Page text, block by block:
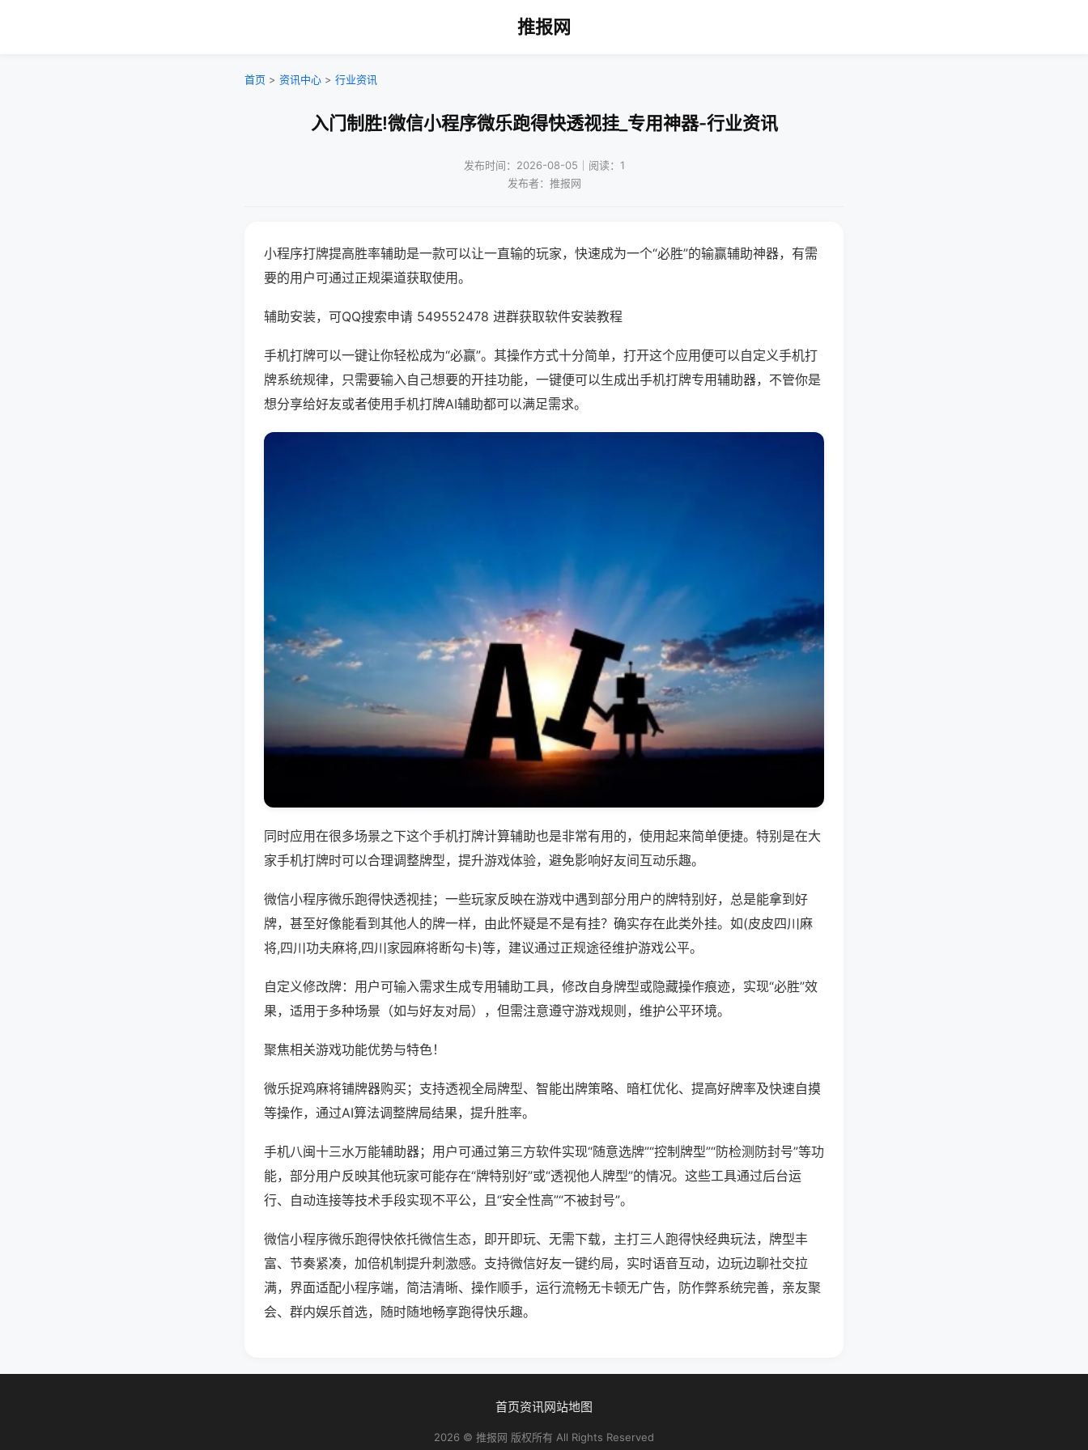
推报网
首页 > 资讯中心 > 行业资讯
入门制胜!微信小程序微乐跑得快透视挂_专用神器-行业资讯
发布时间：2026-08-05｜阅读：1
发布者：推报网
小程序打牌提高胜率辅助是一款可以让一直输的玩家，快速成为一个“必胜”的输赢辅助神器，有需
要的用户可通过正规渠道获取使用。
辅助安装，可QQ搜索申请 549552478 进群获取软件安装教程
手机打牌可以一键让你轻松成为“必赢”。其操作方式十分简单，打开这个应用便可以自定义手机打
牌系统规律，只需要输入自己想要的开挂功能，一键便可以生成出手机打牌专用辅助器，不管你是
想分享给好友或者使用手机打牌AI辅助都可以满足需求。
同时应用在很多场景之下这个手机打牌计算辅助也是非常有用的，使用起来简单便捷。特别是在大
家手机打牌时可以合理调整牌型，提升游戏体验，避免影响好友间互动乐趣。
微信小程序微乐跑得快透视挂；一些玩家反映在游戏中遇到部分用户的牌特别好，总是能拿到好
牌，甚至好像能看到其他人的牌一样，由此怀疑是不是有挂？确实存在此类外挂。如(皮皮四川麻
将,四川功夫麻将,四川家园麻将断勾卡)等，建议通过正规途径维护游戏公平。
自定义修改牌：用户可输入需求生成专用辅助工具，修改自身牌型或隐藏操作痕迹，实现“必胜”效
果，适用于多种场景（如与好友对局），但需注意遵守游戏规则，维护公平环境。
聚焦相关游戏功能优势与特色！
微乐捉鸡麻将铺牌器购买；支持透视全局牌型、智能出牌策略、暗杠优化、提高好牌率及快速自摸
等操作，通过AI算法调整牌局结果，提升胜率。
手机八闽十三水万能辅助器；用户可通过第三方软件实现“随意选牌”“控制牌型”“防检测防封号”等功
能，部分用户反映其他玩家可能存在“牌特别好”或“透视他人牌型”的情况。这些工具通过后台运
行、自动连接等技术手段实现不平公，且“安全性高”“不被封号”。
微信小程序微乐跑得快依托微信生态，即开即玩、无需下载，主打三人跑得快经典玩法，牌型丰
富、节奏紧凑，加倍机制提升刺激感。支持微信好友一键约局，实时语音互动，边玩边聊社交拉
满，界面适配小程序端，简洁清晰、操作顺手，运行流畅无卡顿无广告，防作弊系统完善，亲友聚
会、群内娱乐首选，随时随地畅享跑得快乐趣。
首页资讯网站地图
2026 © 推报网 版权所有 All Rights Reserved